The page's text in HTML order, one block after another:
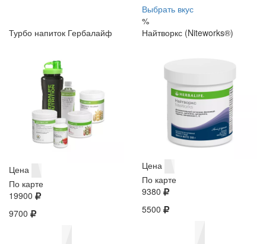
Выбрать вкус
%
Турбо напиток Гербалайф
Цена
По карте
19900
9700
Найтворкс (Niteworks®)
Цена
По карте
9380
5500